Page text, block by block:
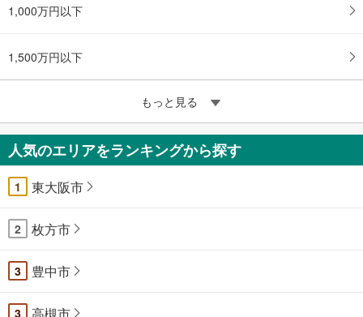
1,000万円以下
1,500万円以下
もっと見る
人気のエリアをランキングから探す
1 東大阪市
2 枚方市
3 豊中市
3 高槻市